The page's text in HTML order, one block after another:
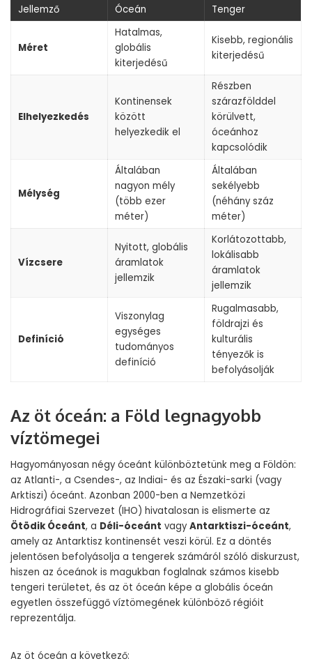
Jellemző Óceán Tenger
Méret
Hatalmas,
globális
kiterjedésű
Kisebb, regionális
kiterjedésű
Elhelyezkedés
Kontinensek
között
helyezkedik el
Részben
szárazfölddel
körülvett,
óceánhoz
kapcsolódik
Mélység
Általában
nagyon mély
(több ezer
méter)
Általában
sekélyebb
(néhány száz
méter)
Vízcsere
Nyitott, globális
áramlatok
jellemzik
Korlátozottabb,
lokálisabb
áramlatok
jellemzik
Definíció
Viszonylag
egységes
tudományos
definíció
Rugalmasabb,
földrajzi és
kulturális
tényezők is
befolyásolják
Az öt óceán: a Föld legnagyobb
víztömegei
Hagyományosan négy óceánt különböztetünk meg a Földön:
az Atlanti-, a Csendes-, az Indiai- és az Északi-sarki (vagy
Arktiszi) óceánt. Azonban 2000-ben a Nemzetközi
Hidrográfiai Szervezet (IHO) hivatalosan is elismerte az
Ötödik Óceánt, a Déli-óceánt vagy Antarktiszi-óceánt,
amely az Antarktisz kontinensét veszi körül. Ez a döntés
jelentősen befolyásolja a tengerek számáról szóló diskurzust,
hiszen az óceánok is magukban foglalnak számos kisebb
tengeri területet, és az öt óceán képe a globális óceán
egyetlen összefüggő víztömegének különböző régióit
reprezentálja.
Az öt óceán a következő: